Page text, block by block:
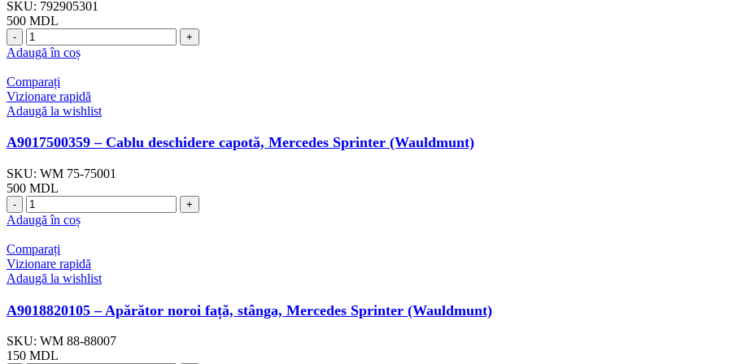
SKU: 792905301
500 MDL
Cantitate
A9017400135
Broască
ușă
spate,
Mercedes
Sprinter
/
VW
LT
(FREY)
Adaugă în coș
Comparați
Vizionare rapidă
Adaugă la wishlist
A9017500359 – Cablu deschidere capotă, Mercedes Sprinter (Wauldmunt)
SKU: WM 75-75001
500 MDL
Cantitate
A9017500359
Cablu
deschidere
capotă,
Mercedes
Sprinter
(Wauldmunt)
Adaugă în coș
Comparați
Vizionare rapidă
Adaugă la wishlist
A9018820105 – Apărător noroi față, stânga, Mercedes Sprinter (Wauldmunt)
SKU: WM 88-88007
150 MDL